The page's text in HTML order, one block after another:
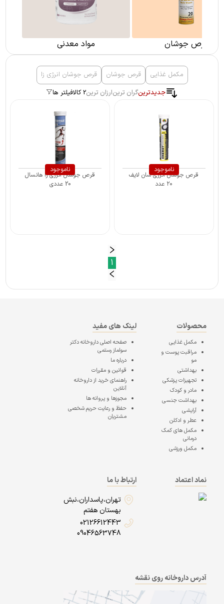
قرص جوشان مواد معدنی
مکمل غذایی قرص جوشان
قرص جوشان انرژی زا
جدیدترینگران ترینارزان ترین2 کالا فیلتر ها
ناموجود
قرص جوشان انرژی سان لایف
۲۰ عدد
ناموجود
قرص جوشان انرژی زا هانسال
20 عددی
1
محصولات
مکمل غذایی
مراقبت پوست و
مو
بهداشتی
تجهیزات پزشکی
مادر و کودک
بهداشت جنسی
آرایشی
عطر و ادکلن
مکمل های کمک
درمانی
مکمل ورزشی
لینک های مفید
صفحه اصلیداروخانه دکتر
سولماز رستمی
درباره ما
قوانین و مقررات
راهنمای خرید از داروخانه
آنلاین
مجوزها و پروانه ها
حفظ و رعایت حریم شخصی
مشتریان
نماد اعتماد
ارتباط با ما
تهران،پاسداران،نبش
بهستان هفتم
02126612443
09046563748
آدرس داروخانه روی نقشه